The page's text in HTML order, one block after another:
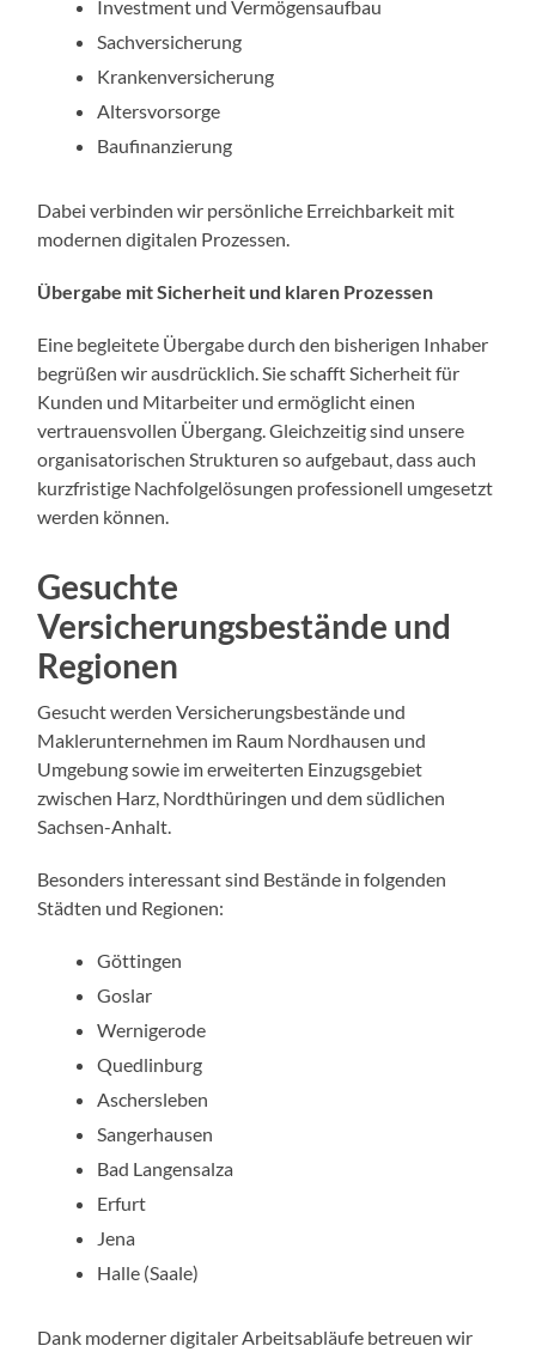
Investment und Vermögensaufbau
Sachversicherung
Krankenversicherung
Altersvorsorge
Baufinanzierung
Dabei verbinden wir persönliche Erreichbarkeit mit
modernen digitalen Prozessen.
Übergabe mit Sicherheit und klaren Prozessen
Eine begleitete Übergabe durch den bisherigen Inhaber
begrüßen wir ausdrücklich. Sie schafft Sicherheit für
Kunden und Mitarbeiter und ermöglicht einen
vertrauensvollen Übergang. Gleichzeitig sind unsere
organisatorischen Strukturen so aufgebaut, dass auch
kurzfristige Nachfolgelösungen professionell umgesetzt
werden können.
Gesuchte
Versicherungsbestände und
Regionen
Gesucht werden Versicherungsbestände und
Maklerunternehmen im Raum Nordhausen und
Umgebung sowie im erweiterten Einzugsgebiet
zwischen Harz, Nordthüringen und dem südlichen
Sachsen-Anhalt.
Besonders interessant sind Bestände in folgenden
Städten und Regionen:
Göttingen
Goslar
Wernigerode
Quedlinburg
Aschersleben
Sangerhausen
Bad Langensalza
Erfurt
Jena
Halle (Saale)
Dank moderner digitaler Arbeitsabläufe betreuen wir